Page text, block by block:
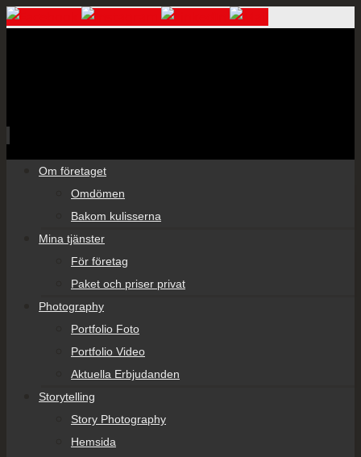
Om företaget
Omdömen
Bakom kulisserna
Mina tjänster
För företag
Paket och priser privat
Photography
Portfolio Foto
Portfolio Video
Aktuella Erbjudanden
Storytelling
Story Photography
Hemsida